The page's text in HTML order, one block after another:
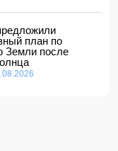
Сибига проводят
план по
Земли после